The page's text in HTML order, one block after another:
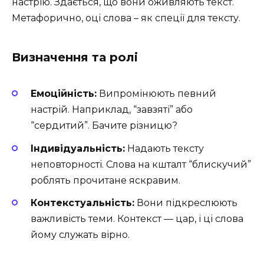
Метафорично, оці слова – як спеції для тексту.
Визначення та ролі
Емоційність: Випромінюють певний
настрій. Наприклад, “завзяті” або
“сердитий”. Бачите різницю?
Індивідуальність: Надають тексту
неповторності. Слова на кшталт “блискучий”
роблять прочитане яскравим.
Контекстуальність: Вони підкреслюють
важливість теми. Контекст — цар, і ці слова
йому служать вірно.